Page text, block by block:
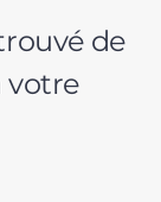
de
votre